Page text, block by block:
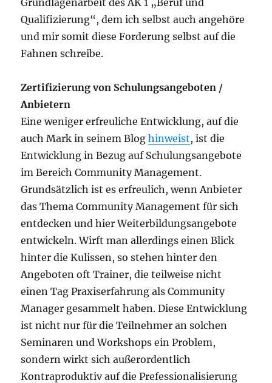
Grundlagenarbeit des AK 1 „Beruf und
Qualifizierung“, dem ich selbst auch angehöre
und mir somit diese Forderung selbst auf die
Fahnen schreibe.
Zertifizierung von Schulungsangeboten /
Anbietern
Eine weniger erfreuliche Entwicklung, auf die
auch Mark in seinem Bloghinweist, ist die
Entwicklung in Bezug auf Schulungsangebote
im Bereich Community Management.
Grundsätzlich ist es erfreulich, wenn Anbieter
das Thema Community Management für sich
entdecken und hier Weiterbildungsangebote
entwickeln. Wirft man allerdings einen Blick
hinter die Kulissen, so stehen hinter den
Angeboten oft Trainer, die teilweise nicht
einen Tag Praxiserfahrung als Community
Manager gesammelt haben. Diese Entwicklung
ist nicht nur für die Teilnehmer an solchen
Seminaren und Workshops ein Problem,
sondern wirkt sich außerordentlich
Kontraproduktiv auf die Prefessionalisierung